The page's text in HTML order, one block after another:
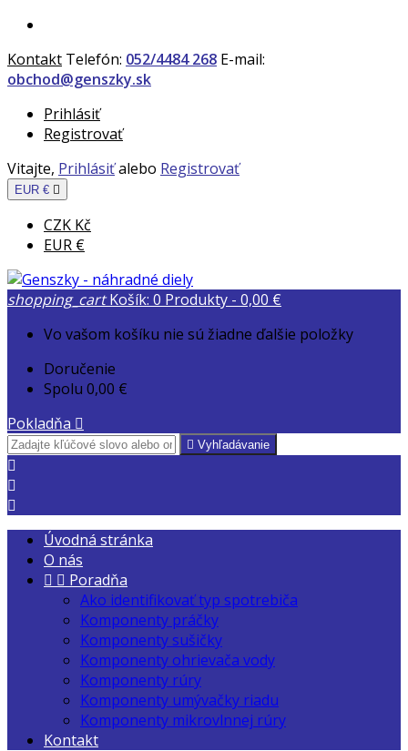
Kontakt Telefón: 052/4484 268 E-mail:
obchod@genszky.sk
Prihlásiť
Registrovať
Vitajte, Prihlásiťalebo Registrovať
EUR € 
CZK Kč
EUR €
shopping_cart Košík: 0 Produkty - 0,00 €
Vo vašom košíku nie sú žiadne ďalšie položky
Doručenie
Spolu 0,00 €
Pokladňa 
 Vyhľadávanie



Úvodná stránka
O nás
  Poradňa
Ako identifikovať typ spotrebiča
Komponenty práčky
Komponenty sušičky
Komponenty ohrievača vody
Komponenty rúry
Komponenty umývačky riadu
Komponenty mikrovlnnej rúry
Kontakt